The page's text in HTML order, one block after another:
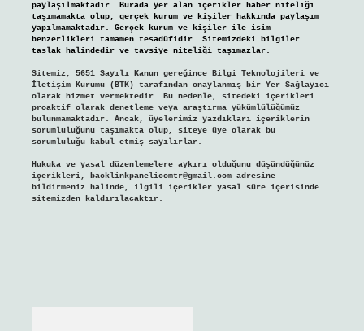
paylaşılmaktadır. Burada yer alan içerikler haber niteliği
taşımamakta olup, gerçek kurum ve kişiler hakkında paylaşım
yapılmamaktadır. Gerçek kurum ve kişiler ile isim
benzerlikleri tamamen tesadüfidir. Sitemizdeki bilgiler
taslak halindedir ve tavsiye niteliği taşımazlar.
Sitemiz, 5651 Sayılı Kanun gereğince Bilgi Teknolojileri ve
İletişim Kurumu (BTK) tarafından onaylanmış bir Yer Sağlayıcı
olarak hizmet vermektedir. Bu nedenle, sitedeki içerikleri
proaktif olarak denetleme veya araştırma yükümlülüğümüz
bulunmamaktadır. Ancak, üyelerimiz yazdıkları içeriklerin
sorumluluğunu taşımakta olup, siteye üye olarak bu
sorumluluğu kabul etmiş sayılırlar.
Hukuka ve yasal düzenlemelere aykırı olduğunu düşündüğünüz
içerikleri, backlinkpanelicomtr@gmail.comadresine
bildirmeniz halinde, ilgili içerikler yasal süre içerisinde
sitemizden kaldırılacaktır.